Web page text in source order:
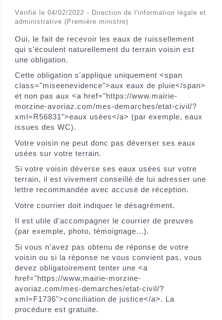
Vérifié le 04/02/2022 - Direction de l'information légale et
administrative (Première ministre)
Oui, le fait de recevoir les eaux de ruissellement
qui s'écoulent naturellement du terrain voisin est
une obligation.
Cette obligation s'applique uniquement <span
class="miseenevidence">aux eaux de pluie</span>
et non pas aux <a href="https://www.mairie-
morzine-avoriaz.com/mes-demarches/etat-civil/?
xml=R56831">eaux usées</a> (par exemple, eaux
issues des WC).
Votre voisin ne peut donc pas déverser ses eaux
usées sur votre terrain.
Si votre voisin déverse ses eaux usées sur votre
terrain, il est vivement conseillé de lui adresser une
lettre recommandée avec accusé de réception.
Votre courrier doit indiquer le désagrément.
Il est utile d'accompagner le courrier de preuves
(par exemple, photo, témoignage...).
Si vous n'avez pas obtenu de réponse de votre
voisin ou si la réponse ne vous convient pas, vous
devez obligatoirement tenter une <a
href="https://www.mairie-morzine-
avoriaz.com/mes-demarches/etat-civil/?
xml=F1736">conciliation de justice</a>. La
procédure est gratuite.